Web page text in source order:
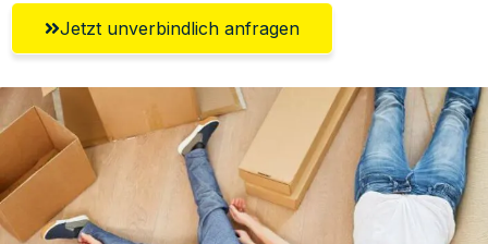
Jetzt unverbindlich anfragen